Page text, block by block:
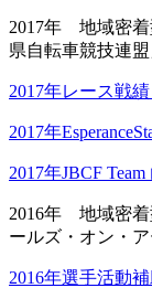
2017年 地域密着
県自転車競技連盟
2017年レース戦
2017年
2017年JBCF
2016年 地域密着
ールズ・オン・ア
2016年選手活動